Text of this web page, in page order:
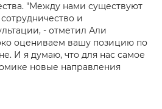
"Между нами существуют
и
- отметил Али
оцениваем вашу позицию по
И я думаю, что для нас самое
новые направления